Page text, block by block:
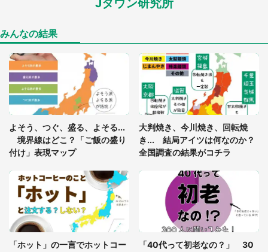
家に〝デカい蛾〟が居座り続けて3日間...ビビり続
「○○がない街に住んでいます」住人の呟きに30万
人驚がく 何が存在しないか、あなたはわかる？
「閉所恐怖症の私は新幹線で大パニック。隣席の青
年に『手を繋いで』とお願いしたら...」 体験談に
8万人感動
知らぬおじいさんがわざわざ声をかけてきて（兵庫
県・30代女性）
「ゾワゾワする」「本当に気持ち悪い」 道端でバ
グっちゃってた〝野生の野菜〟に6.5万人戦慄
Jタウン研究所
みんなの結果
よそう、つぐ、盛る、よそる...
境界線はどこ？「ご飯の盛り
付け」表現マップ
大判焼き、今川焼き、回転焼
き... 結局アイツは何なのか？
全国調査の結果がコチラ
「ホット」の一言でホットコー 「40代って初老なの？」 30